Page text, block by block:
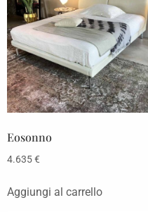
Eosonno
4.635€
Aggiungi al carrello